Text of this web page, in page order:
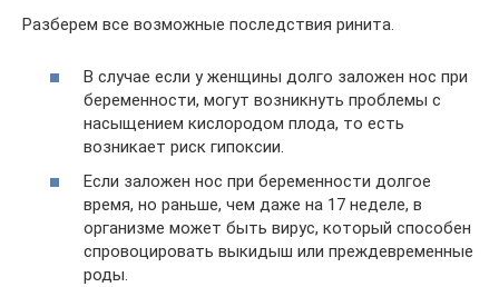
Разберем все возможные последствия ринита.
В случае если у женщины долго заложен нос при
беременности, могут возникнуть проблемы с
насыщением кислородом плода, то есть
возникает риск гипоксии.
Если заложен нос при беременности долгое
время, но раньше, чем даже на 17 неделе, в
организме может быть вирус, который способен
спровоцировать выкидыш или преждевременные
роды.